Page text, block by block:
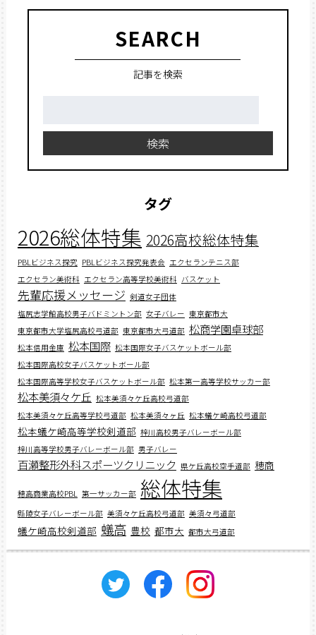
SEARCH
記事を検索
検索
タグ
2026総体特集 2026高校総体特集
PBLビジネス探究 PBLビジネス探究発表会 エクセランテニス部
エクセラン美術科 エクセラン高等学校美術科 バスケット
先輩応援メッセージ 剣道女子団体
塩尻志学館高校男子バドミントン部 女子バレー 東京都市大
東京都市大学塩尻高校弓道部 東京都市大弓道部 松商学園卓球部
松本信用金庫 松本国際 松本国際女子バスケットボール部
松本国際高校女子バスケットボール部
松本国際高等学校女子バスケットボール部 松本第一高等学校サッカー部
松本美須々ケ丘 松本美須々ケ丘高校弓道部
松本美須々ケ丘高等学校弓道部 松本美須々ヶ丘 松本蟻ケ崎高校弓道部
松本蟻ケ崎高等学校剣道部 梓川高校男子バレーボール部
梓川高等学校男子バレーボール部 男子バレー
百瀬整形外科スポーツクリニック 県ケ丘高校空手道部 穂商
穂高商業高校PBL 第一サッカー部 総体特集
縣陵女子バレーボール部 美須々ケ丘高校弓道部 美須々弓道部
蟻ケ崎高校剣道部 蟻高 豊校 都市大 都市大弓道部